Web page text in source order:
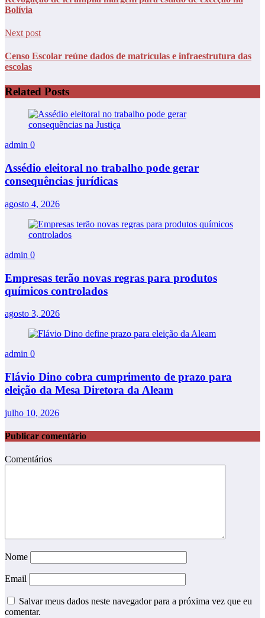
Bolívia
Next post
Censo Escolar reúne dados de matrículas e infraestrutura das
escolas
Related Posts
admin 0
Assédio eleitoral no trabalho pode gerar
consequências jurídicas
agosto 4, 2026
admin 0
Empresas terão novas regras para produtos
químicos controlados
agosto 3, 2026
admin 0
Flávio Dino cobra cumprimento de prazo para
eleição da Mesa Diretora da Aleam
julho 10, 2026
Publicar comentário
Comentários
Nome
Email
Salvar meus dados neste navegador para a próxima vez que eu
comentar.